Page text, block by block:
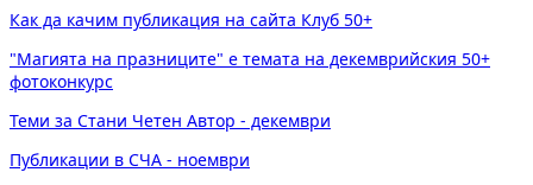
Как да качим публикация на сайта Клуб 50+
"Магията на празниците" е темата на декемврийския 50+
фотоконкурс
Теми за Стани Четен Автор - декември
Публикации в СЧА - ноември